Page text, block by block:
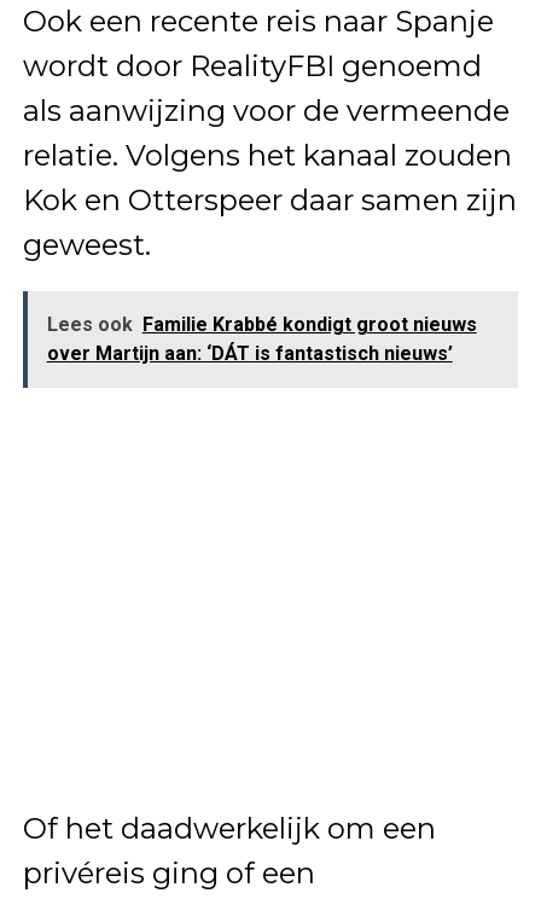
Ook een recente reis naar Spanje
wordt door RealityFBI genoemd
als aanwijzing voor de vermeende
relatie. Volgens het kanaal zouden
Kok en Otterspeer daar samen zijn
geweest.
Lees ook Familie Krabbé kondigt groot nieuws
over Martijn aan: ‘DÁT is fantastisch nieuws’
Of het daadwerkelijk om een
privéreis ging of een